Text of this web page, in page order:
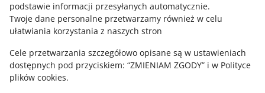
podstawie informacji przesyłanych automatycznie.
Twoje dane personalne przetwarzamy również w celu
ułatwiania korzystania z naszych stron
Cele przetwarzania szczegółowo opisane są w ustawieniach
dostępnych pod przyciskiem: “ZMIENIAM ZGODY” i w Polityce
plików cookies.
PODCAST
010: Metody dostaw na Allegro - Marta
Wójcicka
Zajrzyj na Allegro Gadane